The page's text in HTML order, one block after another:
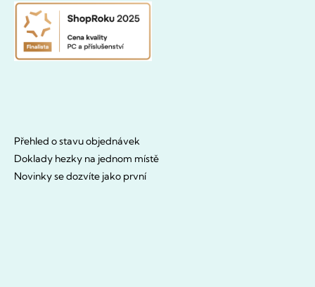
Přehled o stavu objednávek
Doklady hezky na jednom místě
Novinky se dozvíte jako první